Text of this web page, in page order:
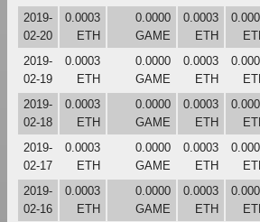
2019-
02-20
0.0003
ETH
0.0000
GAME
0.0003
ETH
2019-
02-19
0.0003
ETH
0.0000
GAME
0.0003
ETH
2019-
02-18
0.0003
ETH
0.0000
GAME
0.0003
ETH
2019-
02-17
0.0003
ETH
0.0000
GAME
0.0003
ETH
2019-
02-16
0.0003
ETH
0.0000
GAME
0.0003
ETH